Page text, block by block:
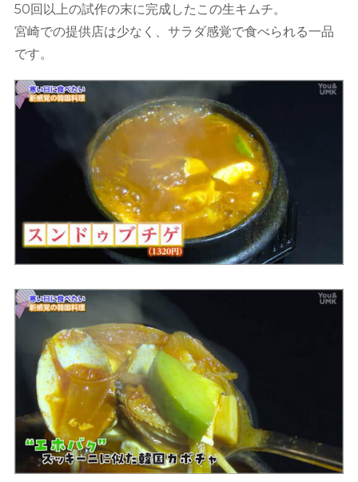
50回以上の試作の末に完成したこの生キムチ。
宮崎での提供店は少なく、サラダ感覚で食べられる一品
です。